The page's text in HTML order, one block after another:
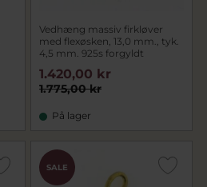
Vedhæng massiv firkløver
med flexøsken, 13,0 mm., tyk.
4,5 mm. 925s forgyldt
1.775,00 kr
1.420,00 kr
På lager
SALE